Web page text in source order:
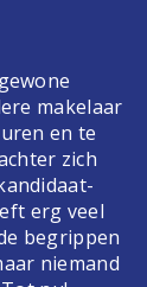
makelaar
en te
zich
erg veel
begrippen
niemand